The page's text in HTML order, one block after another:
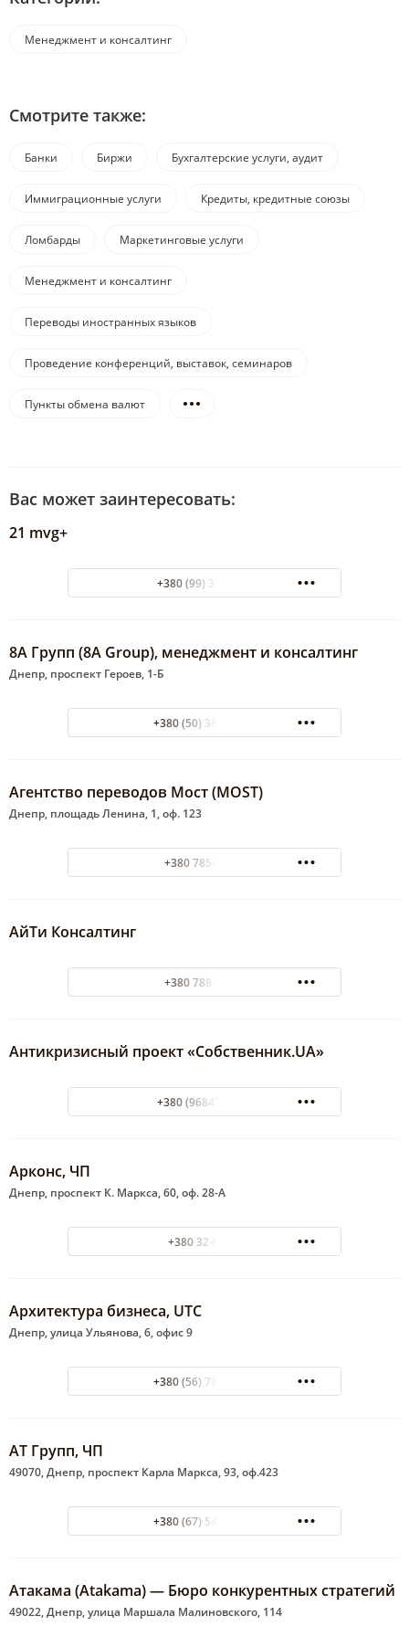
Менеджмент и консалтинг
Смотрите также:
Банки Биржи Бухгалтерские услуги, аудит
Иммиграционные услуги Кредиты, кредитные союзы
Ломбарды Маркетинговые услуги
Менеджмент и консалтинг
Переводы иностранных языков
Проведение конференций, выставок, семинаров
Пункты обмена валют
Вас может заинтересовать:
21 mvg+
+380 (99) 3328809
8А Групп (8A Group), менеджмент и консалтинг
Днепр, проспект Героев, 1-Б
+380 (50) 361-66-50
Агентство переводов Мост (MOST)
Днепр, площадь Ленина, 1, оф. 123
+380 785-79-22
АйТи Консалтинг
+380 788-89-16
Антикризисный проект «Собственник.UA»
+380 (96847) 8171
Арконс, ЧП
Днепр, проспект К. Маркса, 60, оф. 28-А
+380 32-08-23
Архитектура бизнеса, UTC
Днепр, улица Ульянова, 6, офис 9
+380 (56) 789-77-77
АТ Групп, ЧП
49070, Днепр, проспект Карла Маркса, 93, оф.423
+380 (67) 543-47-47
Атакама (Atakama) — Бюро конкурентных стратегий
49022, Днепр, улица Маршала Малиновского, 114